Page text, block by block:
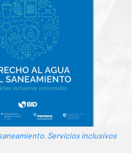
Servicios inclusivos